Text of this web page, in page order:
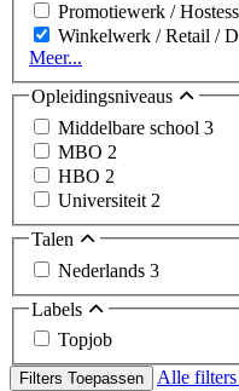
Promotiewerk / Hostess
Winkelwerk / Retail /
Meer...
Opleidingsniveaus
Middelbare school 3
MBO 2
HBO 2
Universiteit 2
Talen
Nederlands 3
Labels
Topjob
Filters Toepassen Alle filters